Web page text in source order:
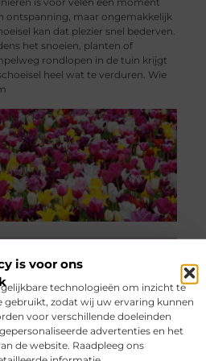
is voor ons
technologieën om inzicht te
gebruikt, zodat wij uw ervaring kunnen
voor verschillende doeleinden
advertenties en het
de website. Raadpleeg ons
ontspanning, maar ongemakkelijk
kan dat plezier snel bederven.
het snoeien, planten of
rondlopen in de tuin krijgt
heel wat te verduren. Wie
een plek!
bent of net begint, ons
om jouw verhalen te